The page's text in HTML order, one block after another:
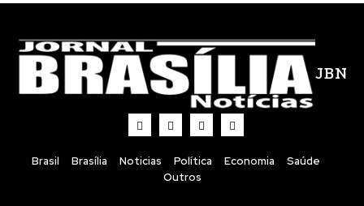
JBN
Brasil Brasília Noticias Política Economia
Saúde
Outros